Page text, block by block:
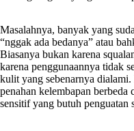
Masalahnya, banyak yang
“nggak ada bedanya” atau
Biasanya bukan karena
karena penggunaannya tidak
kulit yang sebenarnya
penahan kelembapan
sensitif yang butuh penguatan